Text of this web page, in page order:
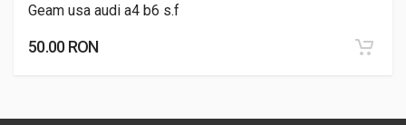
Geam usa audi a4 b6 s.f
50.00 RON